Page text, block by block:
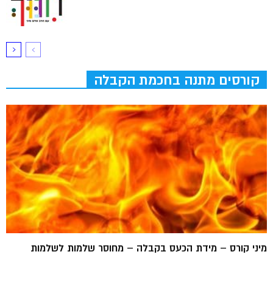
קורסים מתנה בחכמת הקבלה
מיני קורס – מידת הכעס בקבלה – מחוסר שלמות לשלמות